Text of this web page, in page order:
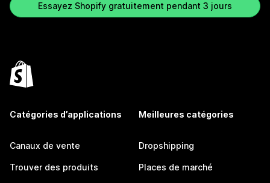
Essayez Shopify gratuitement pendant 3 jours
Catégories d’applications
Canaux de vente
Trouver des produits
Meilleures catégories
Dropshipping
Places de marché